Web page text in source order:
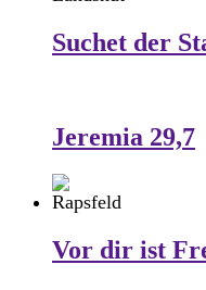
Suchet der
Jeremia 29,7
Vor dir ist